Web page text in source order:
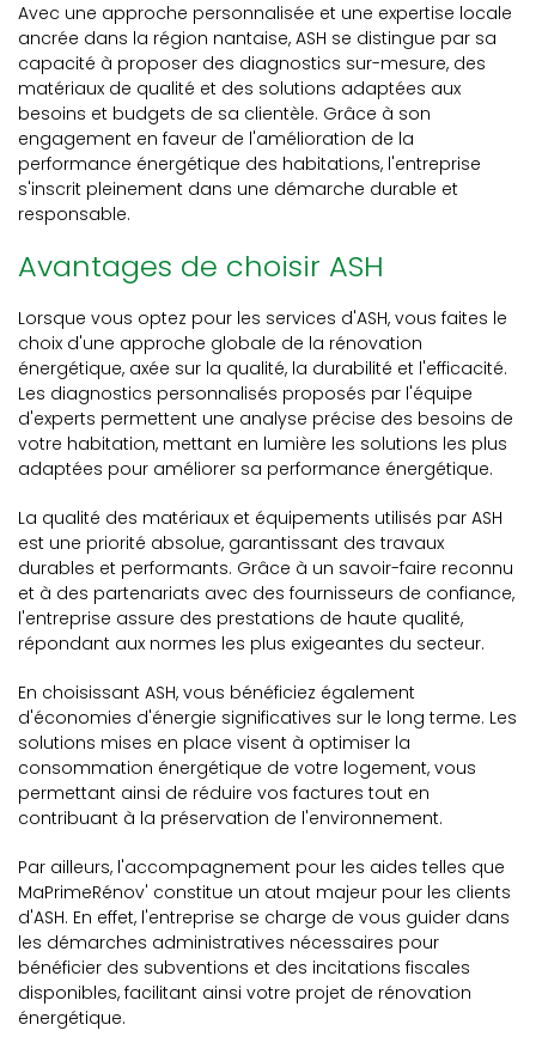
Avec une approche personnalisée et une expertise locale
ancrée dans la région nantaise, ASH se distingue par sa
capacité à proposer des diagnostics sur-mesure, des
matériaux de qualité et des solutions adaptées aux
besoins et budgets de sa clientèle. Grâce à son
engagement en faveur de l'amélioration de la
performance énergétique des habitations, l'entreprise
s'inscrit pleinement dans une démarche durable et
responsable.
Avantages de choisir ASH
Lorsque vous optez pour les services d'ASH, vous faites le
choix d'une approche globale de la rénovation
énergétique, axée sur la qualité, la durabilité et l'efficacité.
Les diagnostics personnalisés proposés par l'équipe
d'experts permettent une analyse précise des besoins de
votre habitation, mettant en lumière les solutions les plus
adaptées pour améliorer sa performance énergétique.
La qualité des matériaux et équipements utilisés par ASH
est une priorité absolue, garantissant des travaux
durables et performants. Grâce à un savoir-faire reconnu
et à des partenariats avec des fournisseurs de confiance,
l'entreprise assure des prestations de haute qualité,
répondant aux normes les plus exigeantes du secteur.
En choisissant ASH, vous bénéficiez également
d'économies d'énergie significatives sur le long terme. Les
solutions mises en place visent à optimiser la
consommation énergétique de votre logement, vous
permettant ainsi de réduire vos factures tout en
contribuant à la préservation de l'environnement.
Par ailleurs, l'accompagnement pour les aides telles que
MaPrimeRénov' constitue un atout majeur pour les clients
d'ASH. En effet, l'entreprise se charge de vous guider dans
les démarches administratives nécessaires pour
bénéficier des subventions et des incitations fiscales
disponibles, facilitant ainsi votre projet de rénovation
énergétique.